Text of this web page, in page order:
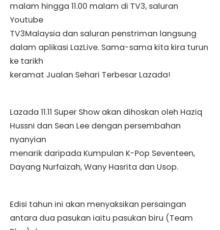
malam hingga 11.00 malam di TV3, saluran
Youtube
TV3Malaysia dan saluran penstriman langsung
dalam aplikasi LazLive. Sama-sama kita kira turun
ke tarikh
keramat Jualan Sehari Terbesar Lazada!
Lazada 11.11 Super Show akan dihoskan oleh Haziq
Hussni dan Sean Lee dengan persembahan
nyanyian
menarik daripada Kumpulan K-Pop Seventeen,
Dayang Nurfaizah, Wany Hasrita dan Usop.
Edisi tahun ini akan menyaksikan persaingan
antara dua pasukan iaitu pasukan biru (Team